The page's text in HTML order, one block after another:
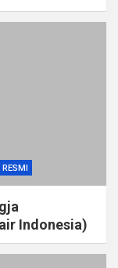
RESMI
Indonesia)